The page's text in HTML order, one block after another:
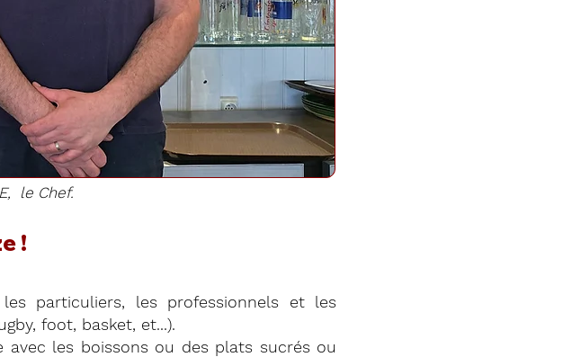
le Chef.
!
particuliers, les professionnels et les
foot, basket, et...).
les boissons ou des plats sucrés ou